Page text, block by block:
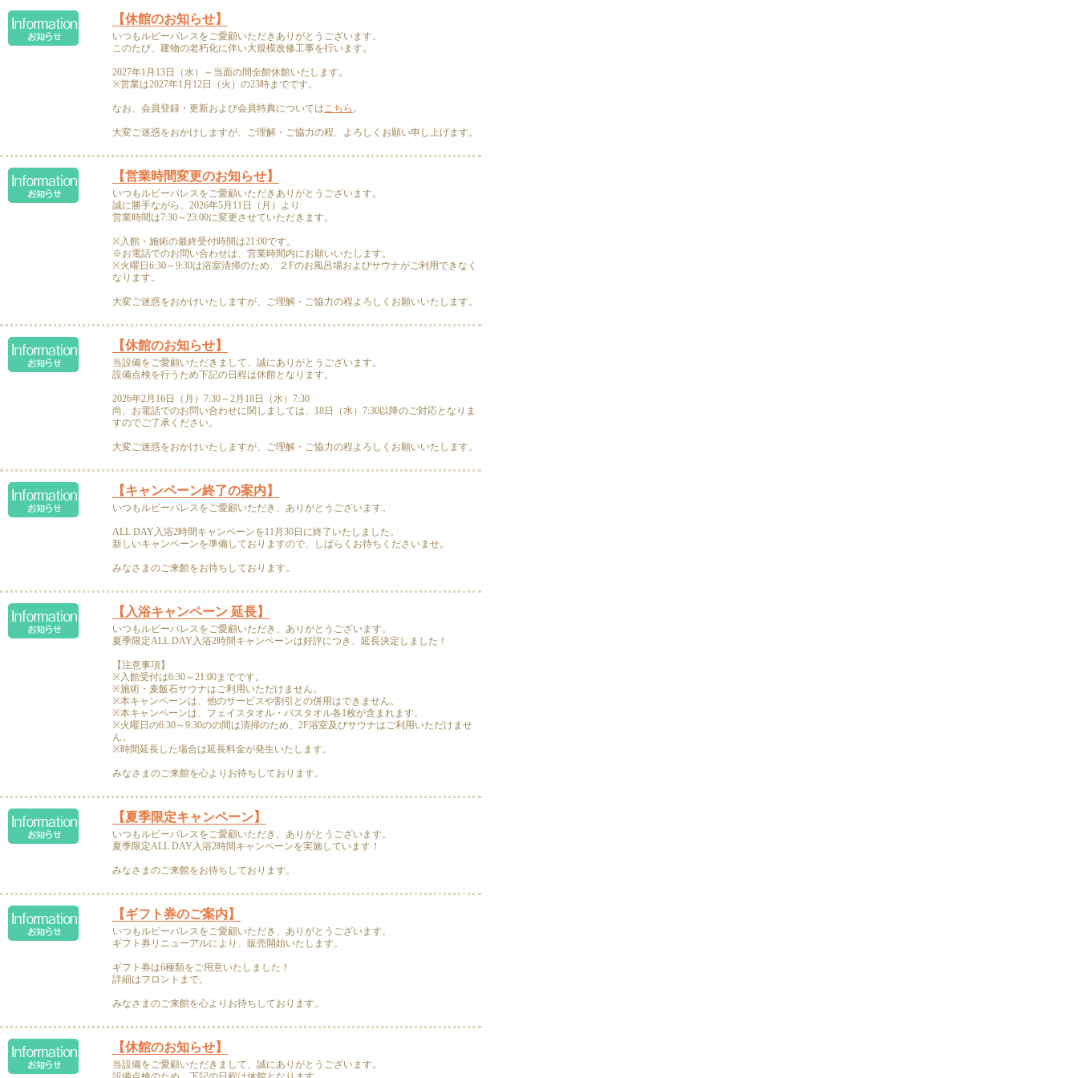
【休館のお知らせ】
いつもルビーパレスをご愛顧いただきありがとうございます。
このたび、建物の老朽化に伴い大規模改修工事を行います。
2027年1月13日（水）～当面の間全館休館いたします。
※営業は2027年1月12日（火）の23時までです。
なお、会員登録・更新および会員特典についてはこちら 。
大変ご迷惑をおかけしますが、ご理解・ご協力の程、よろしくお願い申し上げます。
【営業時間変更のお知らせ】
いつもルビーパレスをご愛顧いただきありがとうございます。
誠に勝手ながら、2026年5月11日（月）より
営業時間は7:30～23:00に変更させていただきます。
※入館・施術の最終受付時間は21:00です。
※お電話でのお問い合わせは、営業時間内にお願いいたします。
※火曜日6:30～9:30は浴室清掃のため、２Fのお風呂場およびサウナがご利用できなく
なります。
大変ご迷惑をおかけいたしますが、ご理解・ご協力の程よろしくお願いいたします。
【休館のお知らせ】
当設備をご愛顧いただきまして、誠にありがとうございます。
設備点検を行うため下記の日程は休館となります。
2026年2月16日（月）7:30～2月18日（水）7:30
尚、お電話でのお問い合わせに関しましては、18日（水）7:30以降のご対応となりま
すのでご了承ください。
大変ご迷惑をおかけいたしますが、ご理解・ご協力の程よろしくお願いいたします。
【キャンペーン終了の案内】
いつもルビーパレスをご愛顧いただき、ありがとうございます。
ALL DAY入浴2時間キャンペーンを11月30日に終了いたしました。
新しいキャンペーンを準備しておりますので、しばらくお待ちくださいませ。
みなさまのご来館をお待ちしております。
【入浴キャンペーン 延長】
いつもルビーパレスをご愛顧いただき、ありがとうございます。
夏季限定ALL DAY入浴2時間キャンペーンは好評につき、延長決定しました！
【注意事項】
※入館受付は6:30～21:00までです。
※施術・麦飯石サウナはご利用いただけません。
※本キャンペーンは、他のサービスや割引との併用はできません。
※本キャンペーンは、フェイスタオル・バスタオル各1枚が含まれます。
※火曜日の6:30～9:30のの間は清掃のため、2F浴室及びサウナはご利用いただけませ
ん。
※時間延長した場合は延長料金が発生いたします。
みなさまのご来館を心よりお待ちしております。
【夏季限定キャンペーン】
いつもルビーパレスをご愛顧いただき、ありがとうございます。
夏季限定ALL DAY入浴2時間キャンペーンを実施しています！
みなさまのご来館をお待ちしております。
【ギフト券のご案内】
いつもルビーパレスをご愛顧いただき、ありがとうございます。
ギフト券リニューアルにより、販売開始いたします。
ギフト券は6種類をご用意いたしました！
詳細はフロントまで。
みなさまのご来館を心よりお待ちしております。
【休館のお知らせ】
当設備をご愛顧いただきまして、誠にありがとうございます。